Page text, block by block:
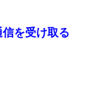
を受け取る